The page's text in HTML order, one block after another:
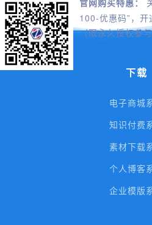
官网购买特惠：
100-优惠码”，
（限永久授权参
下载
电子商城
知识付费
素材下载
个人博客
企业模版